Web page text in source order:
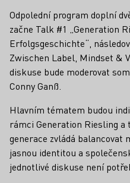
Odpolední program doplní
začne Talk #1 „Generation
Erfolgsgeschichte“,
Zwischen Label, Mindset &
diskuse bude moderovat
Conny Ganß.
Hlavním tématem budou
rámci Generation Riesling a
generace zvládá balancovat
jasnou identitou a
jednotlivé diskuse není